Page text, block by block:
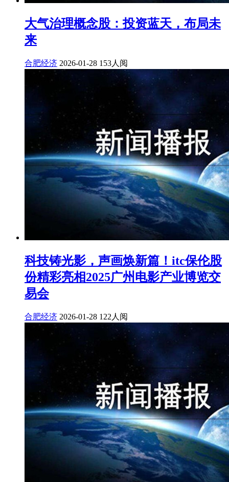
大气治理概念股：投资蓝天，布局未
来
合肥经济 2026-01-28 153人阅
科技铸光影，声画焕新篇！itc保伦股
份精彩亮相2025广州电影产业博览交
易会
合肥经济 2026-01-28 122人阅